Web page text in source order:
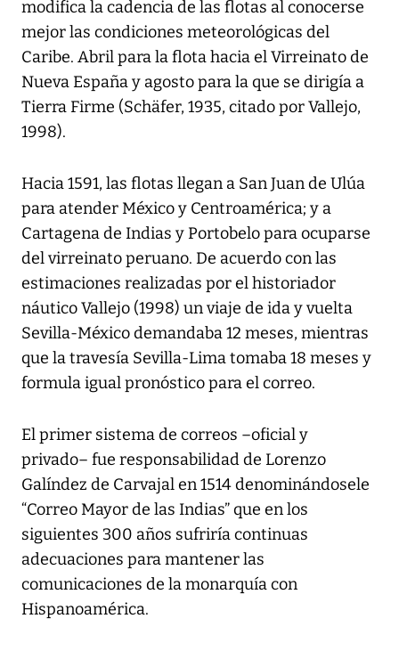
modifica la cadencia de las flotas al conocerse
mejor las condiciones meteorológicas del
Caribe. Abril para la flota hacia el Virreinato de
Nueva España y agosto para la que se dirigía a
Tierra Firme (Schäfer, 1935, citado por Vallejo,
1998).
Hacia 1591, las flotas llegan a San Juan de Ulúa
para atender México y Centroamérica; y a
Cartagena de Indias y Portobelo para ocuparse
del virreinato peruano. De acuerdo con las
estimaciones realizadas por el historiador
náutico Vallejo (1998) un viaje de ida y vuelta
Sevilla-México demandaba 12 meses, mientras
que la travesía Sevilla-Lima tomaba 18 meses y
formula igual pronóstico para el correo.
El primer sistema de correos –oficial y
privado– fue responsabilidad de Lorenzo
Galíndez de Carvajal en 1514 denominándosele
“Correo Mayor de las Indias” que en los
siguientes 300 años sufriría continuas
adecuaciones para mantener las
comunicaciones de la monarquía con
Hispanoamérica.